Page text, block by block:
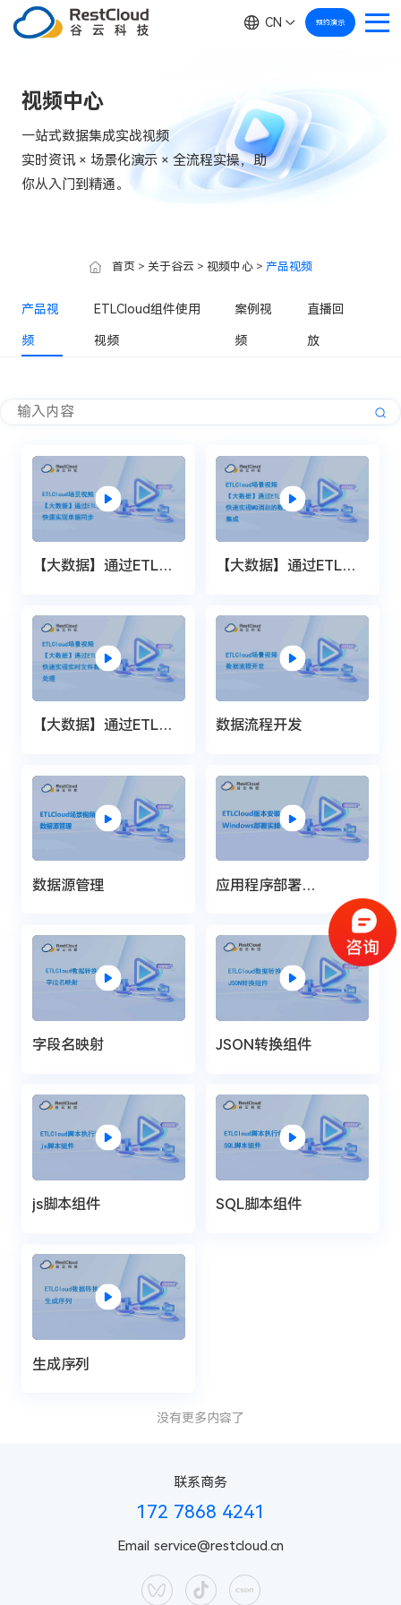
CN 预约演示
视频中心
一站式数据集成实战视频
实时资讯 × 场景化演示 × 全流程实操，助
你从入门到精通。
产品视
频
ETLCloud组件使用
视频
案例视
频
直播回
放
首页 > 关于谷云 > 视频中心 > 产品视频
【大数据】通过ETL工
【大数据】通过ETL工
【大数据】通过ETL工
数据流程开发
数据源管理
应用程序部署
字段名映射 JSON转换组件
js脚本组件 SQL脚本组件
生成序列
没有更多内容了
联系商务
172 7868 4241
Email service@restcloud.cn